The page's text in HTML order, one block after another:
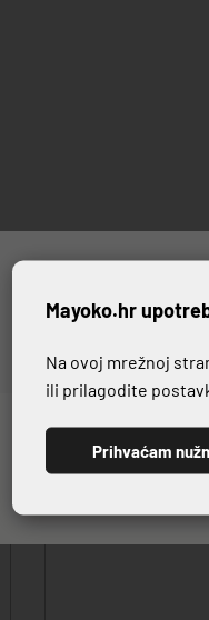
Mayoko.hr
Na ovoj mrežnoj
ili prilagodite
Prihvaćam